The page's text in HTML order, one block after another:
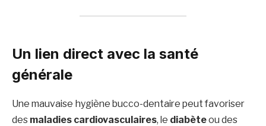
Un lien direct avec la santé
générale
Une mauvaise hygiène bucco-dentaire peut favoriser
des maladies cardiovasculaires, le diabèteou des